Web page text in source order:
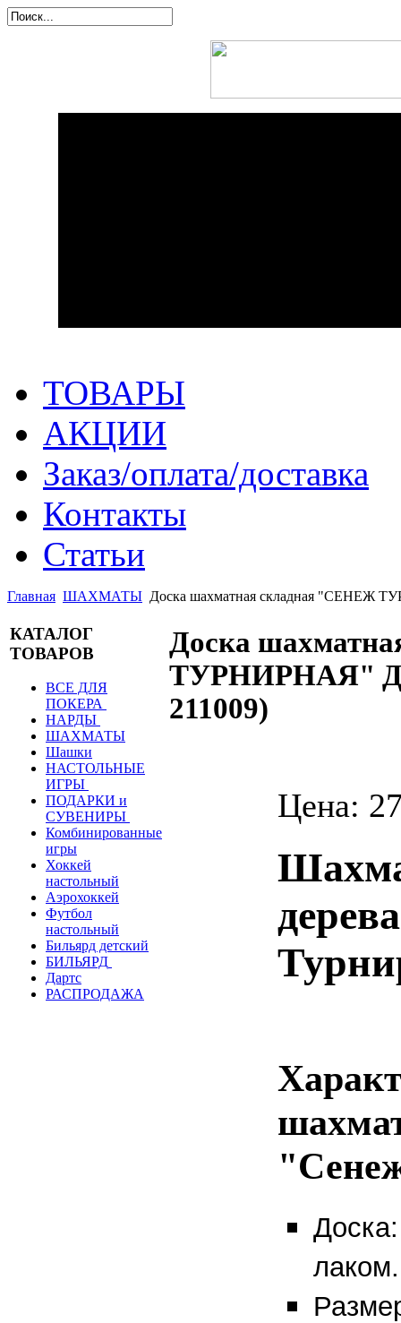
ТОВАРЫ
АКЦИИ
Заказ/оплата/доставка
Контакты
Статьи
Главная ШАХМАТЫ Доска шахматная складная "СЕНЕЖ
КАТАЛОГ
ТОВАРОВ
ВСЕ ДЛЯ
ПОКЕРА
НАРДЫ
ШАХМАТЫ
Шашки
НАСТОЛЬНЫЕ
ИГРЫ
ПОДАРКИ и
СУВЕНИРЫ
Комбинированные
игры
Хоккей
настольный
Аэрохоккей
Футбол
настольный
Бильярд детский
БИЛЬЯРД
Дартс
РАСПРОДАЖА
Доска
ТУРНИРНАЯ"
211009)
Цена:
лаком.